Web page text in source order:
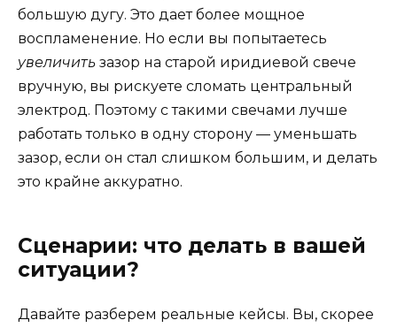
большую дугу. Это дает более мощное
воспламенение. Но если вы попытаетесь
увеличить зазор на старой иридиевой свече
вручную, вы рискуете сломать центральный
электрод. Поэтому с такими свечами лучше
работать только в одну сторону — уменьшать
зазор, если он стал слишком большим, и делать
это крайне аккуратно.
Сценарии: что делать в вашей
ситуации?
Давайте разберем реальные кейсы. Вы, скорее